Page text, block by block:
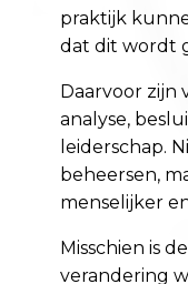
praktijk
dat dit wordt
Daarvoor zijn
analyse,
leiderschap.
beheersen,
menselijker
Misschien is
verandering